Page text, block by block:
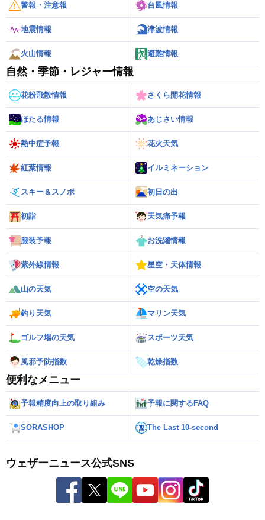
警報・注意報 台風情報
地震情報 津波情報
火山情報 避難情報
自然・季節・レジャー情報
花粉飛散情報 さくら開花情報
ほたる情報 あじさい情報
熱中症予報 花火天気
紅葉情報 イルミネーション
スキー＆スノボ 初日の出
初詣 天気痛予報
服装予報 お洗濯情報
紫外線情報 星空・天体情報
山の天気 空の天気
釣り天気 マリン天気
ゴルフ場の天気 スポーツ天気
風邪予防指数 乾燥指数
便利なメニュー
予報精度向上の取り組み 予報に関するFAQ
SORASHOP The Last 10-second
ウェザーニュース公式SNS